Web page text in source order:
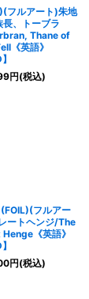
フルアート)朱地
長、トーブラ
Thane of
《英語》
円(税込)
フルアー
ートヘンジ/The
《英語》
円(税込)